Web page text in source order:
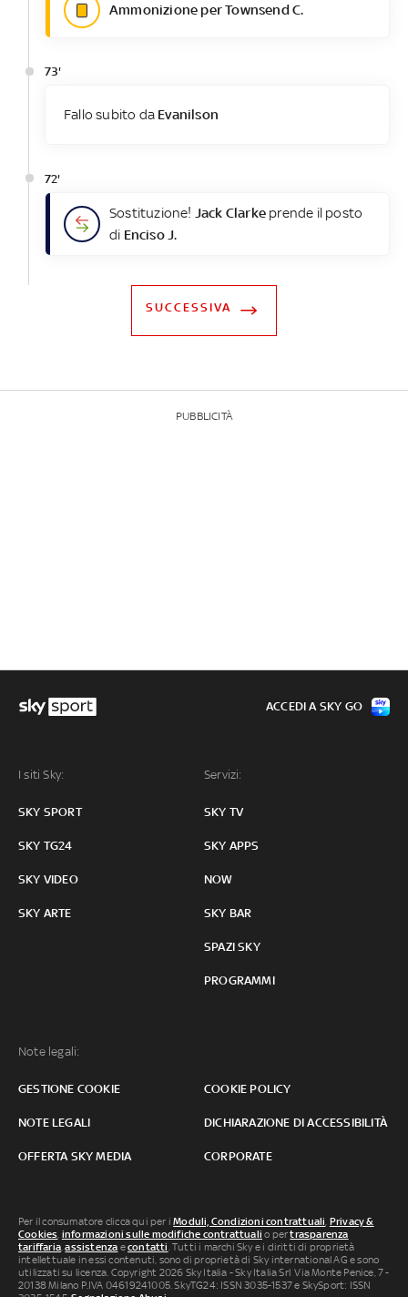
Ammonizione per Townsend C.
73'
Fallo subito da Evanilson
72'
Sostituzione! Jack Clarke prende il posto
di Enciso J.
SUCCESSIVA
PUBBLICITÀ
I siti Sky:
SKY SPORT
SKY TG24
SKY VIDEO
SKY ARTE
Servizi:
SKY TV
SKY APPS
NOW
SKY BAR
SPAZI SKY
PROGRAMMI
Note legali:
GESTIONE COOKIE COOKIE POLICY
NOTE LEGALI DICHIARAZIONE DI ACCESSIBILITÀ
OFFERTA SKY MEDIA CORPORATE
ACCEDI A SKY GO
Per il consumatore clicca qui per iModuli, Condizioni contrattuali, Privacy &
Cookies, informazioni sulle modifiche contrattuali o pertrasparenza
tariffaria,assistenza econtatti. Tutti i marchi Sky e i diritti di proprietà
intellettuale in essi contenuti, sono di proprietà di Sky international AG e sono
utilizzati su licenza. Copyright 2026 Sky Italia - Sky Italia Srl Via Monte Penice, 7 -
20138 Milano P.IVA 04619241005. SkyTG24: ISSN 3035-1537 e SkySport: ISSN